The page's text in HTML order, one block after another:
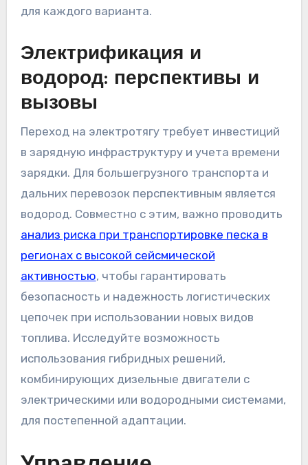
для каждого варианта.
Электрификация и
водород: перспективы и
вызовы
Переход на электротягу требует инвестиций
в зарядную инфраструктуру и учета времени
зарядки. Для большегрузного транспорта и
дальних перевозок перспективным является
водород. Совместно с этим, важно проводить
анализ риска при транспортировке песка в
регионах с высокой сейсмической
активностью, чтобы гарантировать
безопасность и надежность логистических
цепочек при использовании новых видов
топлива. Исследуйте возможность
использования гибридных решений,
комбинирующих дизельные двигатели с
электрическими или водородными системами,
для постепенной адаптации.